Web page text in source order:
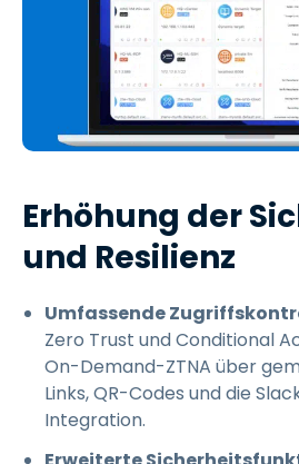
Erhöhung der
und Resilienz
Umfassende
Zero Trust und Conditional
On-Demand-ZTNA über
Links, QR-Codes und die
Integration.